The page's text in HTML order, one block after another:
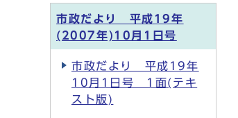
市政だより 平成19年
(2007年)10月1日号
市政だより 平成19年
10月1日号 1面(テキ
スト版)